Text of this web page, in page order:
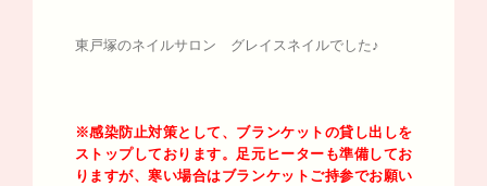
東戸塚のネイルサロン グレイスネイルでした♪
※感染防止対策として、ブランケットの貸し出しを
ストップしております。足元ヒーターも準備してお
りますが、寒い場合はブランケットご持参でお願い